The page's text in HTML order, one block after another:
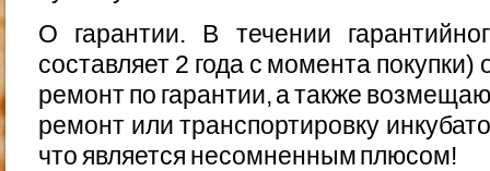
О гарантии. В течении
составляет 2 года с момента
ремонт по гарантии, а также
ремонт или транспортировку
что является несомненным плюсом!